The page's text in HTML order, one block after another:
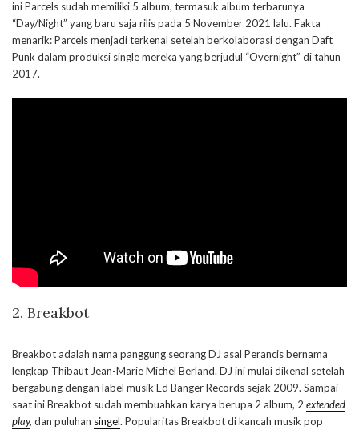
ini Parcels sudah memiliki 5 album, termasuk album terbarunya
“Day/Night” yang baru saja rilis pada 5 November 2021 lalu. Fakta
menarik: Parcels menjadi terkenal setelah berkolaborasi dengan Daft
Punk dalam produksi single mereka yang berjudul “Overnight” di tahun
2017.
2. Breakbot
Breakbot adalah nama panggung seorang DJ asal Perancis bernama
lengkap Thibaut Jean-Marie Michel Berland. DJ ini mulai dikenal setelah
bergabung dengan label musik Ed Banger Records sejak 2009. Sampai
saat ini Breakbot sudah membuahkan karya berupa 2 album, 2 extended
play, dan puluhan singel. Popularitas Breakbot di kancah musik pop